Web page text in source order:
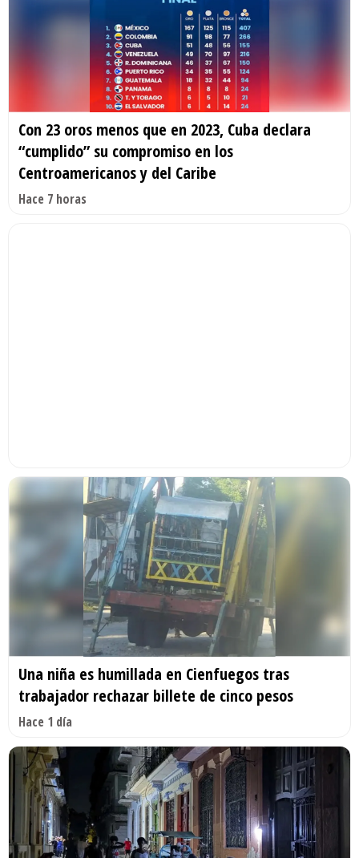
Con 23 oros menos que en 2023, Cuba declara
“cumplido” su compromiso en los
Centroamericanos y del Caribe
Hace 7 horas
Una niña es humillada en Cienfuegos tras
trabajador rechazar billete de cinco pesos
Hace 1 día